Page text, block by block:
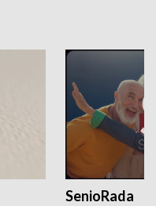
SenioRada